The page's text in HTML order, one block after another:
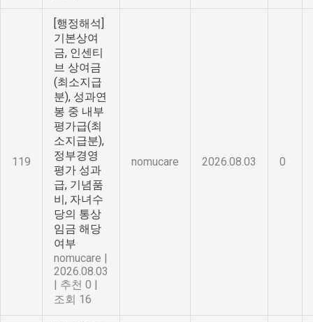
119
[행정해석]
기본상여
금, 인센티
브 상여금
(최소지급
분), 성과연
봉 중 내부
평가급(최
소지급분),
정부경영
평가 성과
급, 기념품
비, 자녀수
당의 통상
임금 해당
여부
nomucare |
2026.08.03
| 추천 0 |
조회 16
nomucare 2026.08.03 0